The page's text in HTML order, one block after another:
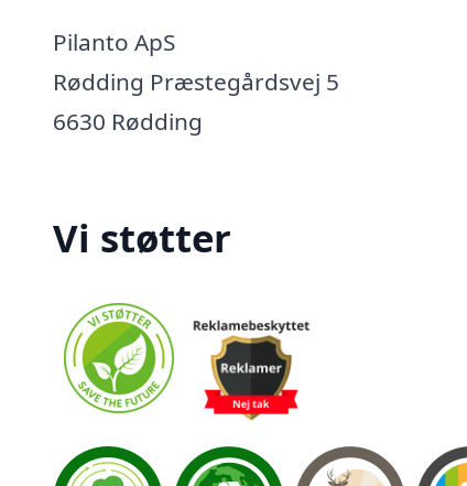
Pilanto ApS
Rødding Præstegårdsvej 5
6630 Rødding
Vi støtter